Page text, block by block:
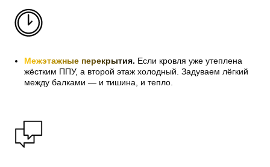
Межэтажные перекрытия. Если кровля уже утеплена
жёстким ППУ, а второй этаж холодный. Задуваем лёгкий
между балками — и тишина, и тепло.